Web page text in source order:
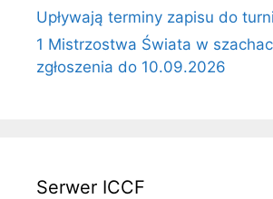
Upływają terminy zapisu do
1 Mistrzostwa Świata w
zgłoszenia do 10.09.2026
Serwer ICCF